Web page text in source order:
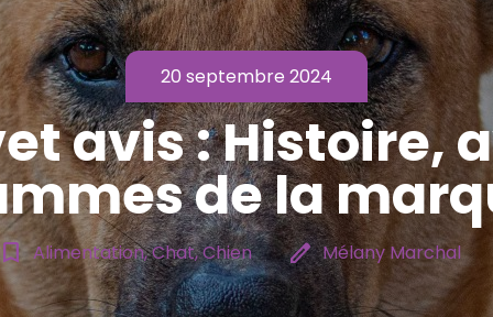
20 septembre 2024
avis : Histoire,
de la
Alimentation, Chat, Chien edit Mélany Marchal